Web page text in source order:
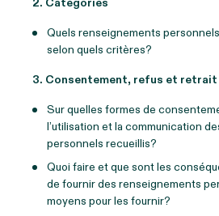
Quels renseignements
selon quels critères?
3. Consentement, refus et retrait
Sur quelles formes de
l’utilisation et la communication
personnels recueillis?
Quoi faire et que sont les
de fournir des renseignements
moyens pour les fournir?